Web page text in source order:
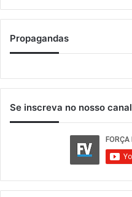
Propagandas
Se inscreva no nosso canal